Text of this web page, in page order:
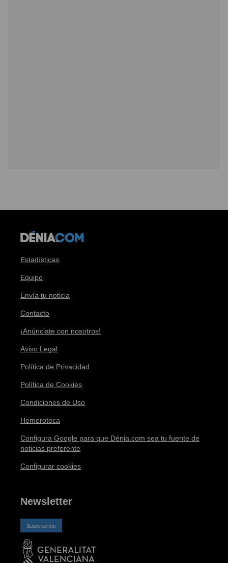
Estadísticas
Equipo
Envía tu noticia
Contacto
¡Anúnciate con nosotros!
Aviso Legal
Política de Privacidad
Política de Cookies
Condiciones de Uso
Hemeroteca
Configura Google para que Dénia.com sea tu fuente de
noticias preferente
Configurar cookies
Newsletter
Suscribirme